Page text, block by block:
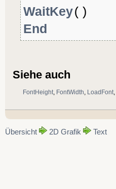
WaitKey()
End
Siehe auch
FontHeight FontWidth LoadFont
Übersicht 2D Grafik Text